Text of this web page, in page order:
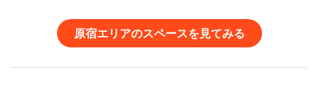
原宿エリアのスペースを見てみる